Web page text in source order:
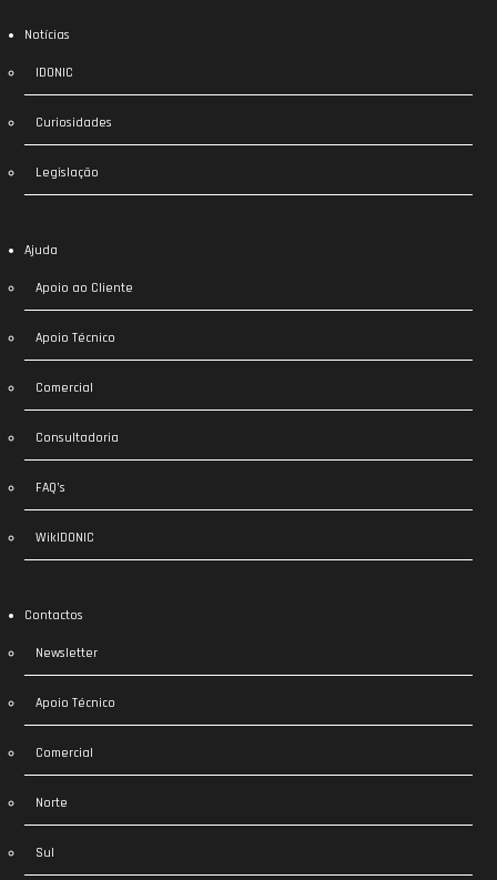
Notícias
IDONIC
Curiosidades
Legislação
Ajuda
Apoio ao Cliente
Apoio Técnico
Comercial
Consultadoria
FAQ’s
WikIDONIC
Contactos
Newsletter
Apoio Técnico
Comercial
Norte
Sul